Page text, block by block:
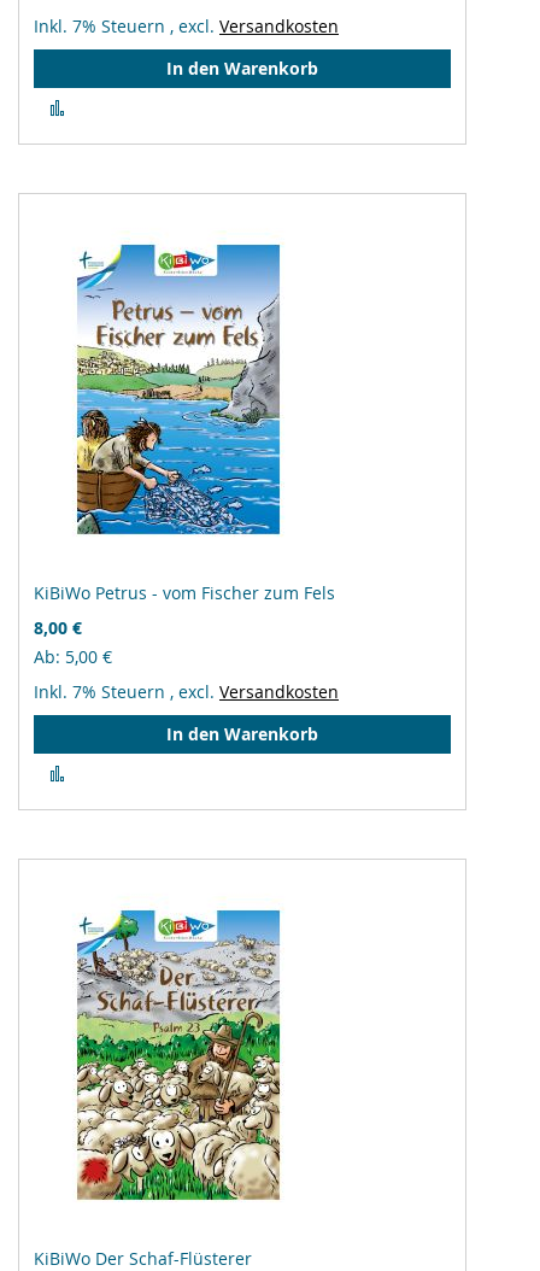
Inkl. 7% Steuern , excl. Versandkosten
In den Warenkorb
hinzufügen
KiBiWo Petrus - vom Fischer zum Fels
8,00 €
Ab 5,00 €
Inkl. 7% Steuern , excl. Versandkosten
In den Warenkorb
hinzufügen
KiBiWo Der Schaf-Flüsterer